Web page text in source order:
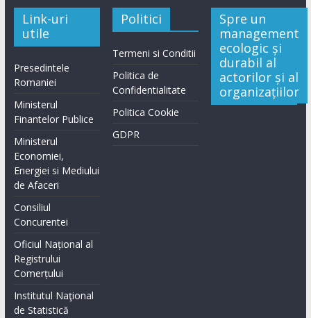
Link-uri
utile
Presedintele
Romaniei
Ministerul
Finantelor Publice
Ministerul
Economiei,
Energiei si Mediului
de Afaceri
Consiliul
Concurentei
Oficiul Național al
Registrului
Comerțului
Institutul Naţional
de Statistică
Politici
Termeni si Conditii
Politica de
Confidentialitate
Politica Cookie
GDPR
Spre un
management
ecologic și
durabil al
actorilor și al
organizațiilor